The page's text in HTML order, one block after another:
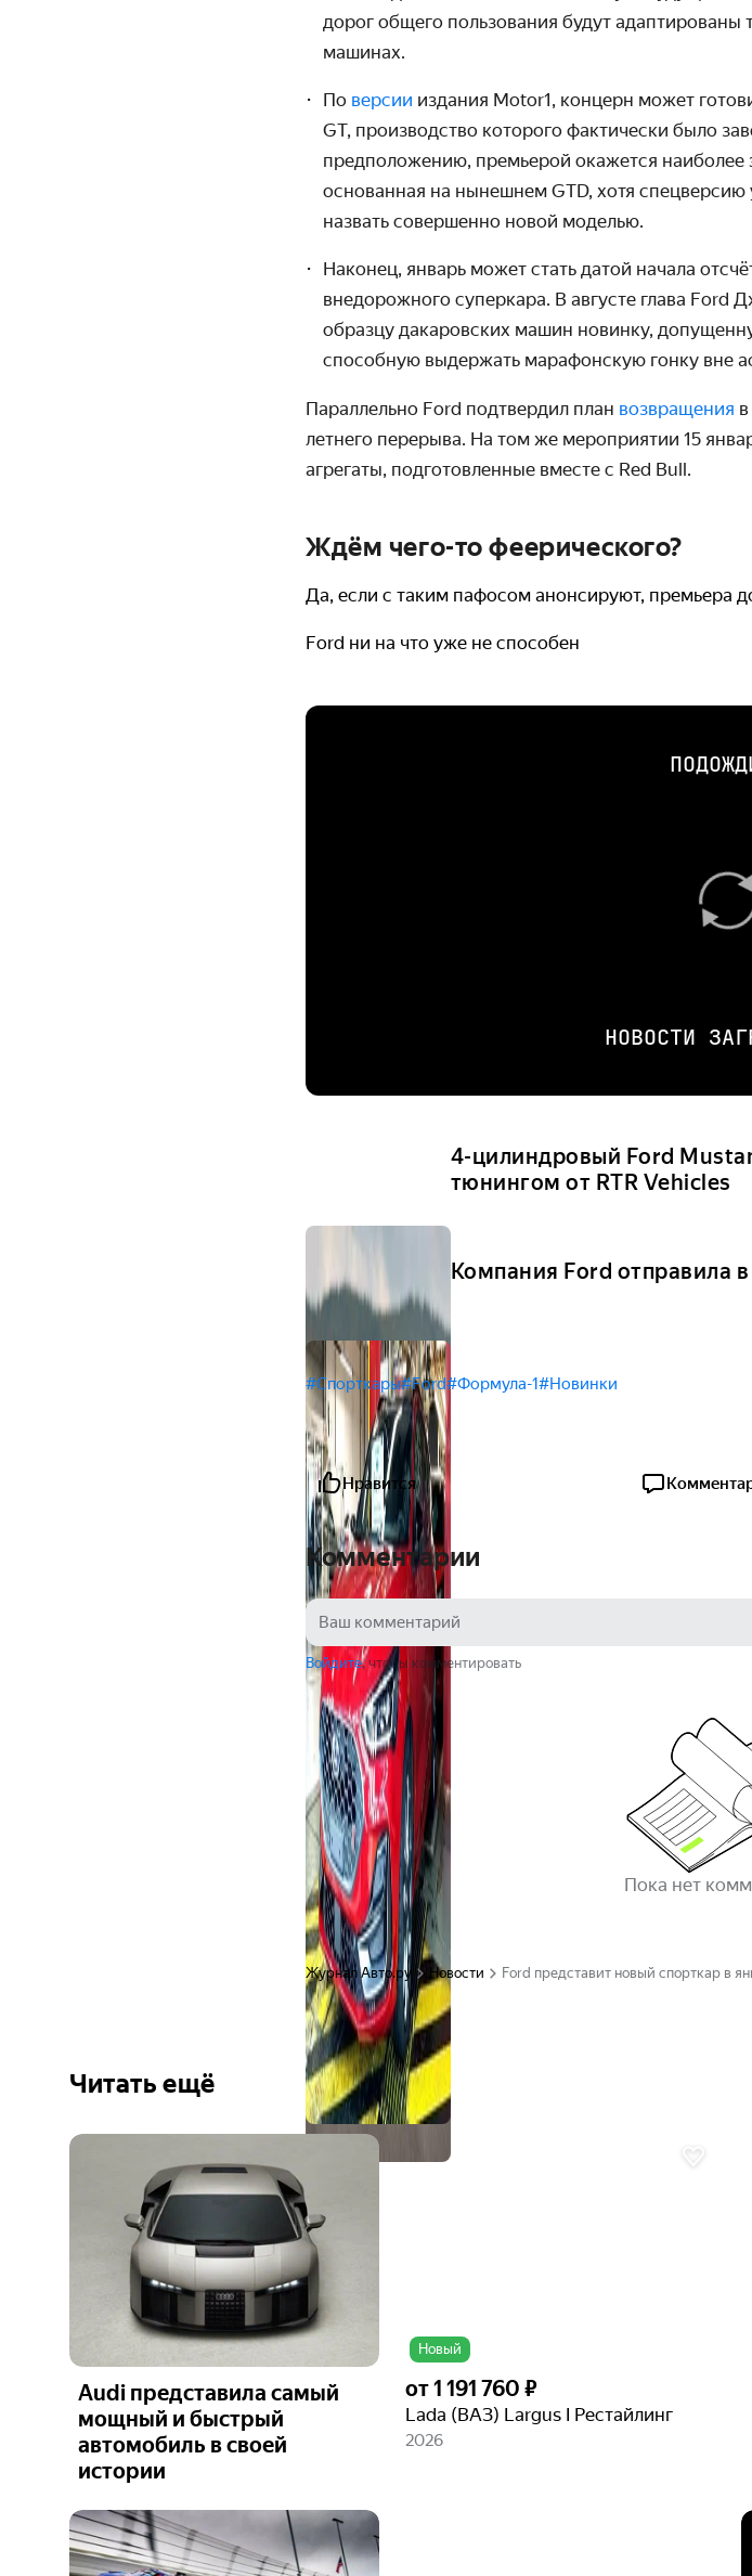
дорог общего пользования будут
машинах.
По версии издания Motor1, концерн может го
GT, производство которого фактически было
предположению, премьерой окажется
основанная на нынешнем GTD, хотя
назвать совершенно новой моделью.
Наконец, январь может стать датой начала
внедорожного суперкара. В августе глава Ford
образцу дакаровских машин новинку,
способную выдержать марафонскую гонку вне
Параллельно Ford подтвердил план возвращения
летнего перерыва. На том же мероприятии 15
агрегаты, подготовленные вместе с Red Bull.
Ждём чего-то феерического?
Да, если с таким пафосом анонсируют, премьера
Ford ни на что уже не способен
НОВОСТИ
4-цилиндровый Ford
тюнингом от RTR Vehicles
Компания Ford отправила
#Спорткары#Ford#Формула-1#Новинки
Нравится
Комментарии
Войдите, чтобы комментировать
Пока нет
Журнал Авто.ру Новости Ford представит новый спорткар в
Читать ещё
Audi представила самый
мощный и быстрый
автомобиль в своей
истории
Новый
от1 191 760 ₽
Lada (ВАЗ) Largus I Рестайлинг
2026